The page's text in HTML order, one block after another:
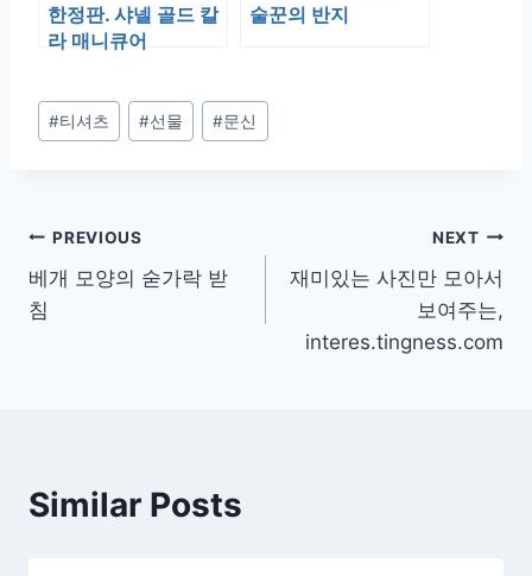
한정판. 샤넬 골드 칼
라 매니큐어
술꾼의 반지
Post
Tags:
#티셔츠 #선물 #문신
글
탐
PREVIOUS
베개 모양의 숟가락 받
침
NEXT
재미있는 사진만 모아서
보여주는,
interes.tingness.com
Similar Posts